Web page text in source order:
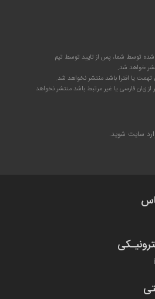
شده توسط شما، پس از تایید توسط تیم
خواهد شد.
تهمت یا افترا باشد منتشر نخواهد شد.
از زبان فارسی یا غیر مرتبط باشد منتشر نخواهد
سایت شوید.